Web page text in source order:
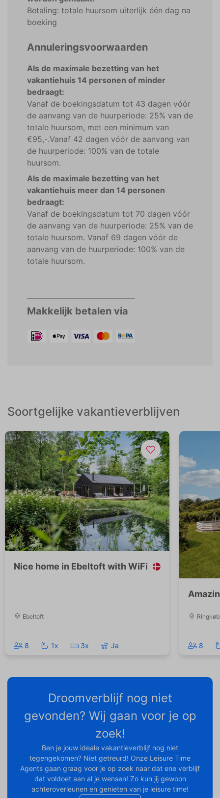
Betaling: totale huursom uiterlijk één dag na
boeking
Annuleringsvoorwaarden
Als de maximale bezetting van het
vakantiehuis 14 personen of minder
bedraagt:
Vanaf de boekingsdatum tot 43 dagen vóór
de aanvang van de huurperiode: 25% van de
totale huursom, met een minimum van
€95,-.Vanaf 42 dagen vóór de aanvang van
de huurperiode: 100% van de totale
huursom.
Als de maximale bezetting van het
vakantiehuis meer dan 14 personen
bedraagt:
Vanaf de boekingsdatum tot 70 dagen vóór
de aanvang van de huurperiode: 25% van de
totale huursom. Vanaf 69 dagen vóór de
aanvang van de huurperiode: 100% van de
totale huursom.
Makkelijk betalen via
Soortgelijke vakantieverblijven
Nice home in Ebeltoft with WiFi
Ebeltoft
8 1x 3x Ja 8
Droomverblijf nog niet
gevonden? Wij gaan voor je op
zoek!
Ben je jouw ideale vakantieverblijf nog niet
tegengekomen? Niet getreurd! Onze Leisure Time
Agents gaan graag voor je op zoek naar dat ene verblijf
dat voldoet aan al je wensen! Zo kun jij gewoon
achteroverleunen en genieten van je leisure time!